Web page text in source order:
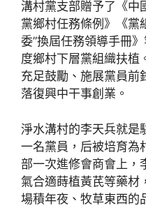
溝村黨支部贈予了《中
黨鄉村任務條例》《黨
委”換屆任務領導手冊
度鄉村下層黨組織扶植
充足鼓勵、施展黨員前
落復興中干事創業。
淨水溝村的李天兵就是
一名黨員，后被培育為
部一次進修會商會上，
氣合適蒔植黃芪等藥材
場積年夜、牧草東西的